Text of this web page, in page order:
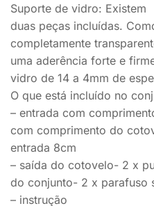
Suporte de vidro: Existem
duas peças incluídas.
completamente
uma aderência forte e
vidro de 14 a 4mm de
O que está incluído no
– entrada com
com comprimento do
entrada 8cm
– saída do cotovelo- 2 x
do conjunto- 2 x parafuso
– instrução